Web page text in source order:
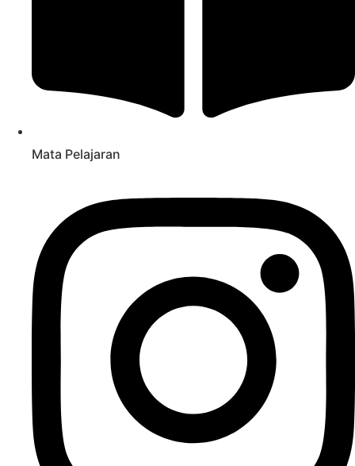
Mata Pelajaran